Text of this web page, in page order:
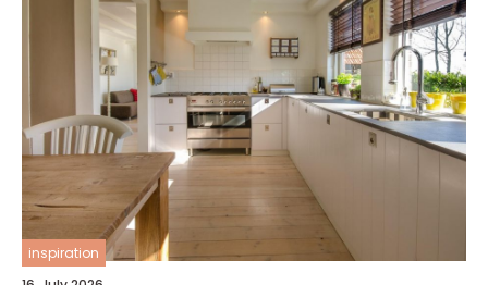
inspiration